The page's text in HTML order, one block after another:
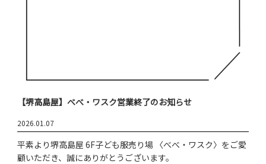
【堺高島屋】べべ・ワスク営業終了のお知らせ
2026.01.07
平素より堺高島屋 6F子ども服売り場 〈べべ・ワスク〉をご愛
顧いただき、誠にありがとうございます。